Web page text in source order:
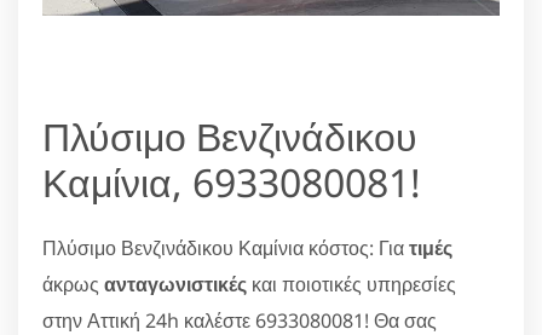
Πλύσιμο Βενζινάδικου
Καμίνια, 6933080081!
Πλύσιμο Βενζινάδικου Καμίνια κόστος: Γιατιμές
άκρως ανταγωνιστικές και ποιοτικές υπηρεσίες
στην Αττική 24h καλέστε 6933080081! Θα σας